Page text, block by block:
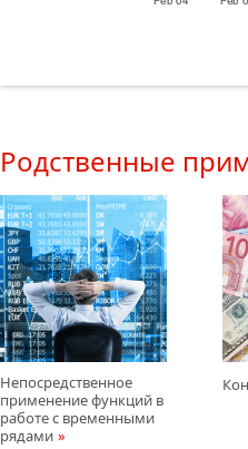
Родственные
Непосредственное
применение функций в
работе с временными
рядами